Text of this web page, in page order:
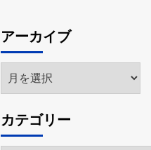
アーカイブ
ア
ー
イ
ブ
カテゴリー